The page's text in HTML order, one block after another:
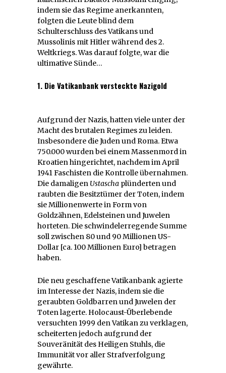
indem sie das Regime anerkannten,
folgten die Leute blind dem
Schulterschluss des Vatikans und
Mussolinis mit Hitler während des 2.
Weltkriegs. Was darauf folgte, war die
ultimative Sünde…
1. Die Vatikanbank versteckte Nazigold
Aufgrund der Nazis, hatten viele unter der
Macht des brutalen Regimes zu leiden.
Insbesondere die Juden und Roma. Etwa
750.000 wurden bei einem Massenmord in
Kroatien hingerichtet, nachdem im April
1941 Faschisten die Kontrolle übernahmen.
Die damaligen Ustascha plünderten und
raubten die Besitztümer der Toten, indem
sie Millionenwerte in Form von
Goldzähnen, Edelsteinen und Juwelen
horteten. Die schwindelerregende Summe
soll zwischen 80 und 90 Millionen US-
Dollar [ca. 100 Millionen Euro] betragen
haben.
Die neu geschaffene Vatikanbank agierte
im Interesse der Nazis, indem sie die
geraubten Goldbarren und Juwelen der
Toten lagerte. Holocaust-Überlebende
versuchten 1999 den Vatikan zu verklagen,
scheiterten jedoch aufgrund der
Souveränität des Heiligen Stuhls, die
Immunität vor aller Strafverfolgung
gewährte.